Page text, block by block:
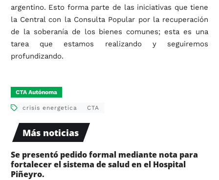
argentino. Esto forma parte de las iniciativas que tiene
la Central con la Consulta Popular por la recuperación
de la soberanía de los bienes comunes; esta es una
tarea que estamos realizando y seguiremos
profundizando.
CTA Autónoma
crisis energetica CTA
Más noticias
Se presentó pedido formal mediante nota para
fortalecer el sistema de salud en el Hospital
Piñeyro.